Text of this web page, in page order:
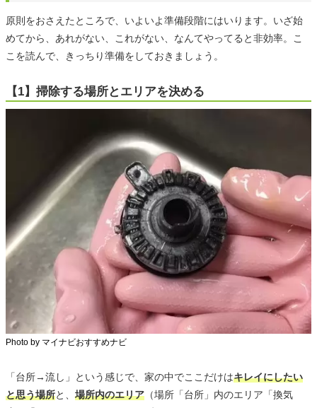
原則をおさえたところで、いよいよ準備段階にはいります。いざ始
めてから、あれがない、これがない、なんてやってると非効率。こ
こを読んで、きっちり準備をしておきましょう。
【1】掃除する場所とエリアを決める
Photo by マイナビおすすめナビ
「台所→流し」という感じで、家の中でここだけはキレイにしたい
と思う場所と、 場所内のエリア （場所「台所」内のエリア「換気